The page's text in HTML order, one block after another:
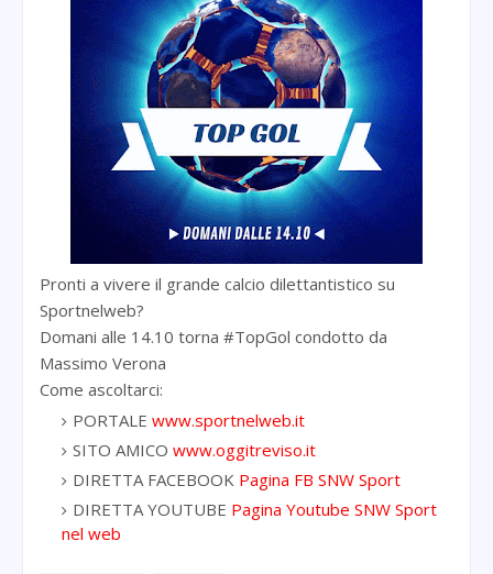
Pronti a vivere il grande calcio dilettantistico su
Sportnelweb?
Domani alle 14.10 torna #TopGol condotto da
Massimo Verona
Come ascoltarci:
PORTALE www.sportnelweb.it
SITO AMICO www.oggitreviso.it
DIRETTA FACEBOOK Pagina FB SNW Sport
DIRETTA YOUTUBE Pagina Youtube SNW Sport
nel web